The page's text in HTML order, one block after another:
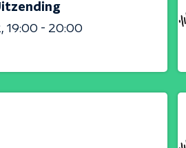
19:00 - 20:00